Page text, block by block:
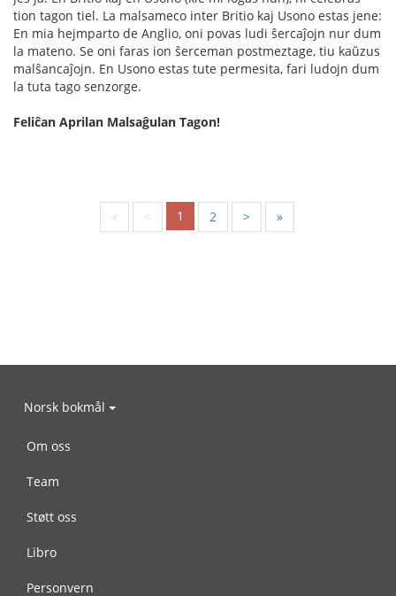
tion tagon tiel. La malsameco inter Britio kaj Usono estas jene:
En mia hejmparto de Anglio, oni povas ludi ŝercaĵojn nur dum
la mateno. Se oni faras ion ŝerceman postmeztage, tiu kaŭzus
malŝancaĵojn. En Usono estas tute permesita, fari ludojn dum
la tuta tago senzorge.
Feliĉan Aprilan Malsaĝulan Tagon!
« < 1 2 > »
Norsk bokmål
Om oss
Team
Støtt oss
Libro
Personvern